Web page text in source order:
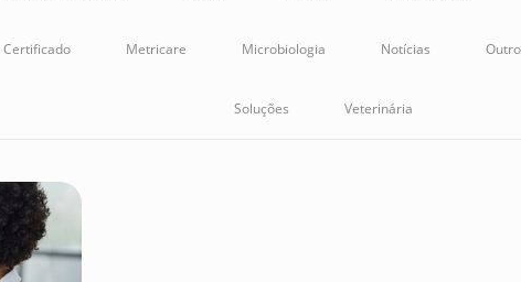
Certificado Metricare Microbiologia Notícias
Soluções Veterinária